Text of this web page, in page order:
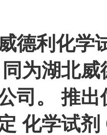
德利化学
为湖北
司。 推
化学试